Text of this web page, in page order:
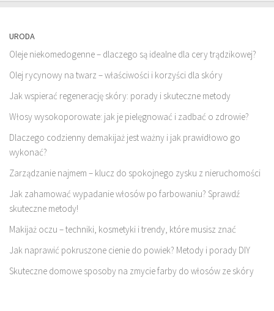
URODA
Oleje niekomedogenne – dlaczego są idealne dla cery trądzikowej?
Olej rycynowy na twarz – właściwości i korzyści dla skóry
Jak wspierać regenerację skóry: porady i skuteczne metody
Włosy wysokoporowate: jak je pielęgnować i zadbać o zdrowie?
Dlaczego codzienny demakijaż jest ważny i jak prawidłowo go
wykonać?
Zarządzanie najmem – klucz do spokojnego zysku z nieruchomości
Jak zahamować wypadanie włosów po farbowaniu? Sprawdź
skuteczne metody!
Makijaż oczu – techniki, kosmetyki i trendy, które musisz znać
Jak naprawić pokruszone cienie do powiek? Metody i porady DIY
Skuteczne domowe sposoby na zmycie farby do włosów ze skóry